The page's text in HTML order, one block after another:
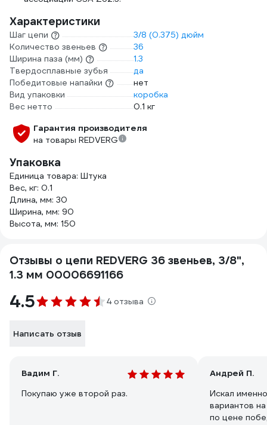
Характеристики
Шаг цепи
3/8 (0.375) дюйм
Количество звеньев
36
Ширина паза (мм)
1.3
Твердосплавные зубья
да
Победитовые напайки
нет
Вид упаковки
коробка
Вес нетто
0.1 кг
Гарантия производителя
на товары REDVERG
Упаковка
Единица товара: Штука
Вес, кг: 0.1
Длина, мм: 30
Ширина, мм: 90
Высота, мм: 150
Отзывы о цепи REDVERG 36 звеньев, 3/8",
1.3 мм 00006691166
4.5 4 отзыва
Написать отзыв
Вадим Г.
Покупаю уже второй раз.
Андрей П.
Искал
вариантов
по цене